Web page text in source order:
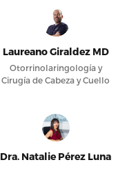
Laureano Giraldez MD
Otorrinolaringología y
Cirugía de Cabeza y Cuello
Dra. Natalie Pérez Luna